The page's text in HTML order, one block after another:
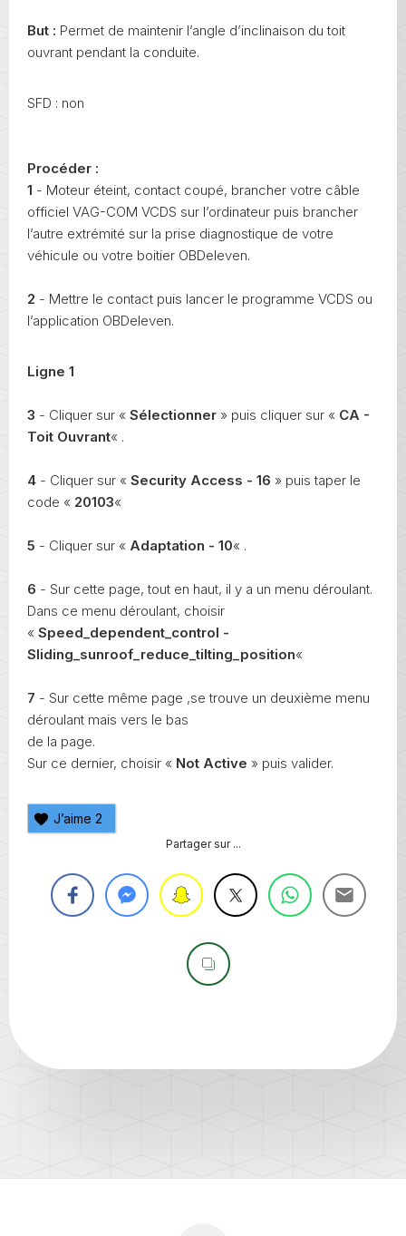
But : Permet de maintenir l’angle d’inclinaison du toit
ouvrant pendant la conduite.
SFD : non
Procéder :
1 - Moteur éteint, contact coupé, brancher votre câble
officiel VAG-COM VCDS sur l’ordinateur puis brancher
l’autre extrémité sur la prise diagnostique de votre
véhicule ou votre boitier OBDeleven.
2 - Mettre le contact puis lancer le programme VCDS ou
l’application OBDeleven.
Ligne 1
3 - Cliquer sur « Sélectionner » puis cliquer sur « CA -
Toit Ouvrant« .
4 - Cliquer sur « Security Access - 16 » puis taper le
code « 20103«
5 - Cliquer sur « Adaptation - 10« .
6 - Sur cette page, tout en haut, il y a un menu déroulant.
Dans ce menu déroulant, choisir
« Speed_dependent_control -
Sliding_sunroof_reduce_tilting_position«
7 - Sur cette même page ,se trouve un deuxième menu
déroulant mais vers le bas
de la page.
Sur ce dernier, choisir « Not Active » puis valider.
J’aime 2
Partager sur ...